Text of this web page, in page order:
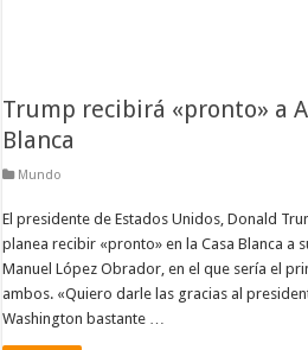
Trump recibirá «pronto» a
Blanca
Mundo
El presidente de Estados Unidos, Donald
planea recibir «pronto» en la Casa Blanca a
Manuel López Obrador, en el que sería el
ambos. «Quiero darle las gracias al
Washington bastante …